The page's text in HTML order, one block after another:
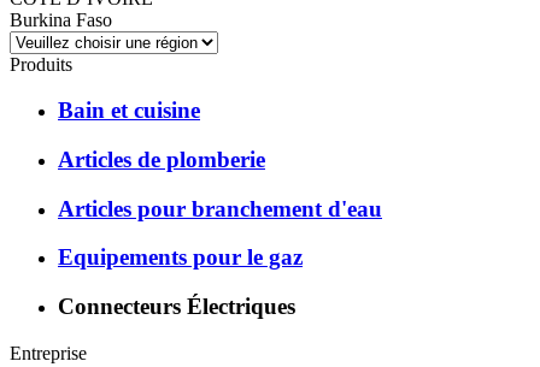
Burkina Faso
Produits
Bain et cuisine
Articles de plomberie
Articles pour branchement d'eau
Equipements pour le gaz
Connecteurs Électriques
Entreprise